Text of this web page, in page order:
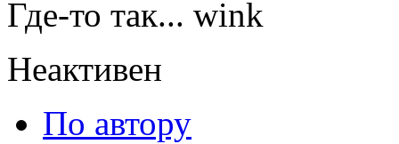
Где-то так...
Неактивен
По автору